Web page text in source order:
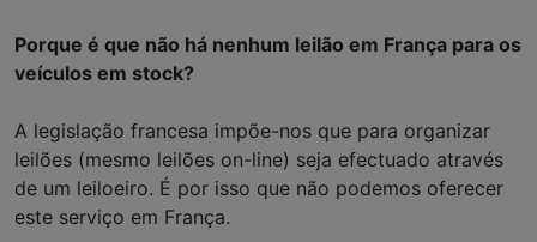
Porque é que não há nenhum leilão em França para os
veículos em stock?
A legislação francesa impõe-nos que para organizar
leilões (mesmo leilões on-line) seja efectuado através
de um leiloeiro. É por isso que não podemos oferecer
este serviço em França.